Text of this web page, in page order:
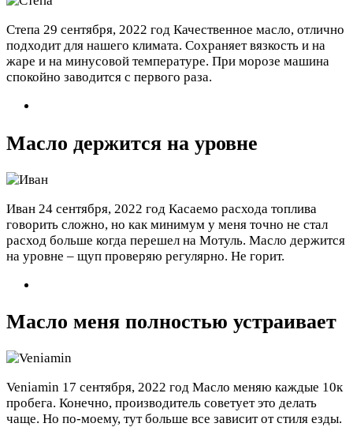
Степа 29 сентября, 2022 год Качественное масло, отлично
подходит для нашего климата. Сохраняет вязкость и на
жаре и на минусовой температуре. При морозе машина
спокойно заводится с первого раза.
Масло держится на уровне
Иван 24 сентября, 2022 год Касаемо расхода топлива
говорить сложно, но как минимум у меня точно не стал
расход больше когда перешел на Мотуль. Масло держится
на уровне – щуп проверяю регулярно. Не горит.
Масло меня полностью устраивает
Veniamin 17 сентября, 2022 год Масло меняю каждые 10к
пробега. Конечно, производитель советует это делать
чаще. Но по-моему, тут больше все зависит от стиля езды.